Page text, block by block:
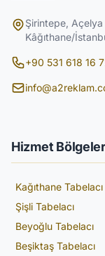
Şirintepe,
Kâğıthane/
+90 531 618 16
Hizmet
Kağıthane Tabelacı
Şişli Tabelacı
Beyoğlu Tabelacı
Beşiktaş Tabelacı